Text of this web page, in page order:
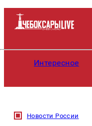
Интересное
Новости России